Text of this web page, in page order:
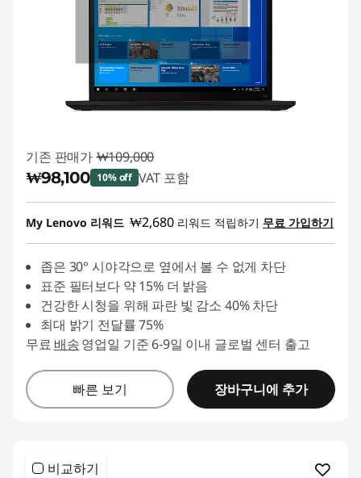
기존 판매가 ₩109,000
₩98,100 10% off VAT 포함
즉시 할인: :-₩10,900
My Lenovo 리워드 ₩2,680 리워드 적립하기 무료 가입하기
좁은 30° 시야각으로 옆에서 볼 수 없게 차단
표준 필터보다 약 15% 더 밝음
건강한 시청을 위해 파란 빛 감소 40% 차단
최대 밝기 전달률 75%
무료 배송영업일 기준 6-9일 이내 글로벌 센터 출고
빠른 보기 장바구니에 추가
비교하기